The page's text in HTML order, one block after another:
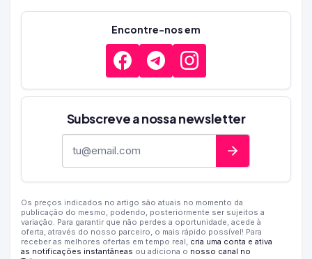
Encontre-nos em
Subscreve a nossa newsletter
Os preços indicados no artigo são atuais no momento da
publicação do mesmo, podendo, posteriormente ser sujeitos a
variação. Para garantir que não perdes a oportunidade, acede à
oferta, através do nosso parceiro, o mais rápido possível! Para
receber as melhores ofertas em tempo real, cria uma conta e ativa
as notificações instantâneas ou adiciona o nosso canal no